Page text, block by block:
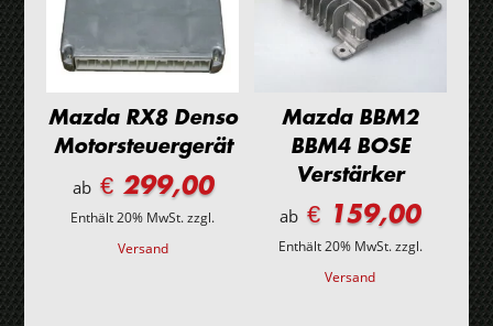
Mazda RX8 Denso
Motorsteuergerät
ab€ 299,00
Enthält 20% MwSt.zzgl.
Versand
Mazda BBM2
BBM4 BOSE
Verstärker
ab € 159,00
Enthält 20% MwSt.zzgl.
Versand